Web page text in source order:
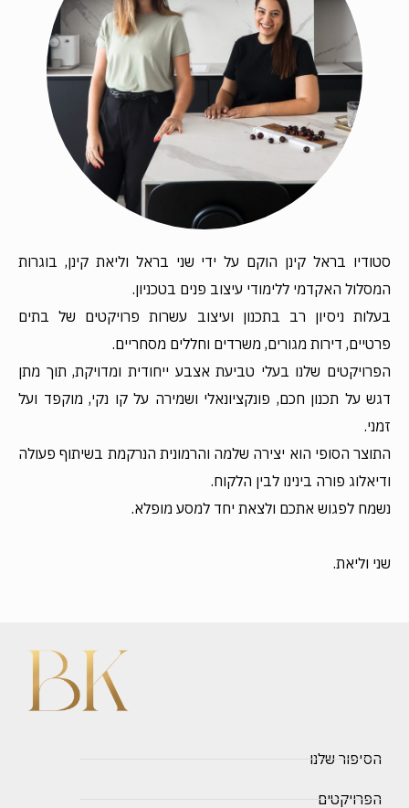
סטודיו בראל קינן הוקם על ידי שני בראל וליאת קינן, בוגרות
המסלול האקדמי ללימודי עיצוב פנים בטכניון.
בעלות ניסיון רב בתכנון ועיצוב עשרות פרויקטים של בתים
פרטיים, דירות מגורים, משרדים וחללים מסחריים.
הפרויקטים שלנו בעלי טביעת אצבע ייחודית ומדויקת, תוך מתן
דגש על תכנון חכם, פונקציונאלי ושמירה על קו נקי, מוקפד ועל
זמני.
התוצר הסופי הוא יצירה שלמה והרמונית הנרקמת בשיתוף פעולה
ודיאלוג פורה בינינו לבין הלקוח.
נשמח לפגוש אתכם ולצאת יחד למסע מופלא.
שני וליאת.
הסיפור שלנו
הפרויקטים